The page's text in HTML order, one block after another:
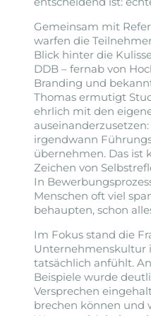
Gemeinsam mit
warfen die
Blick hinter die
DDB – fernab von
Branding und
Thomas ermutigt
ehrlich mit den
irgendwann
übernehmen. Das ist
Zeichen von
In
Menschen oft viel
behaupten, schon
Im Fokus stand die
Unternehmenskultur
tatsächlich anfühlt.
Beispiele wurde
Versprechen
brechen können und